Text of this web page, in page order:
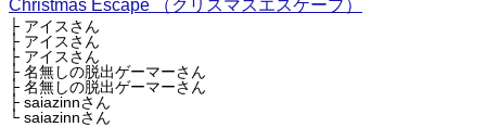
Christmas Escape （クリスマスエスケープ）
├ アイスさん
├ アイスさん
├ アイスさん
├ 名無しの脱出ゲーマーさん
├ 名無しの脱出ゲーマーさん
├ saiazinnさん
└ saiazinnさん